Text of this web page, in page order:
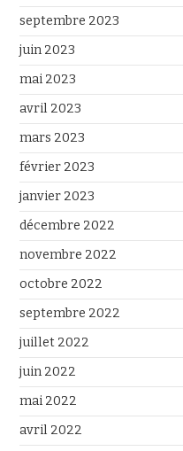
septembre 2023
juin 2023
mai 2023
avril 2023
mars 2023
février 2023
janvier 2023
décembre 2022
novembre 2022
octobre 2022
septembre 2022
juillet 2022
juin 2022
mai 2022
avril 2022